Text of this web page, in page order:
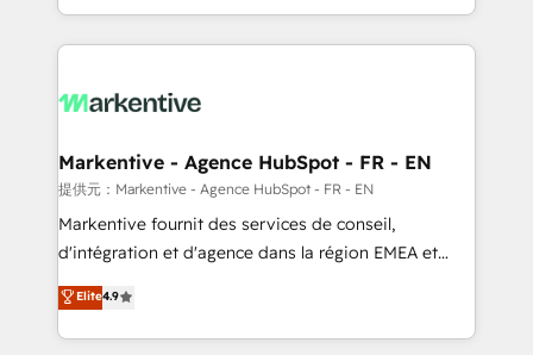
か？ ✓ HubSpot Eliteパートナー認定 ✓ HubSpotアワ
ード受賞・HUGリーダー ✓ ISO27001:2022 /
HubSpot大百科 出版 CRM・AI活用に関するご相談、現
せください。
Loop Marketing framework through expert-led
services, smart agents, and purpose-built apps,
results, fast. ⚙️CRM & RevOps: Align all Hubs to your
🎯Demand Gen & ABM: Drive pipeline with inbound,
ABM, AEO, SEO, & paid media. 👩‍💻Web Design:
Build high-performing websites with UX, messaging,
& conversion strategy that drive results. 🤖AI
AI, & maximize AEO with tailored AI services. 🧩
Integrations: Extend HubSpot with custom
Markentive - Agence HubSpot - FR - EN
提供元：Markentive - Agence HubSpot - FR - EN
Markentive fournit des services de conseil,
d'intégration et d'agence dans la région EMEA et
North America. Avec plus de 115 experts en
marketing automation, Growth, Revops, CRM et
webdesign. Markentive is both a consulting firm, a
Elite4.9